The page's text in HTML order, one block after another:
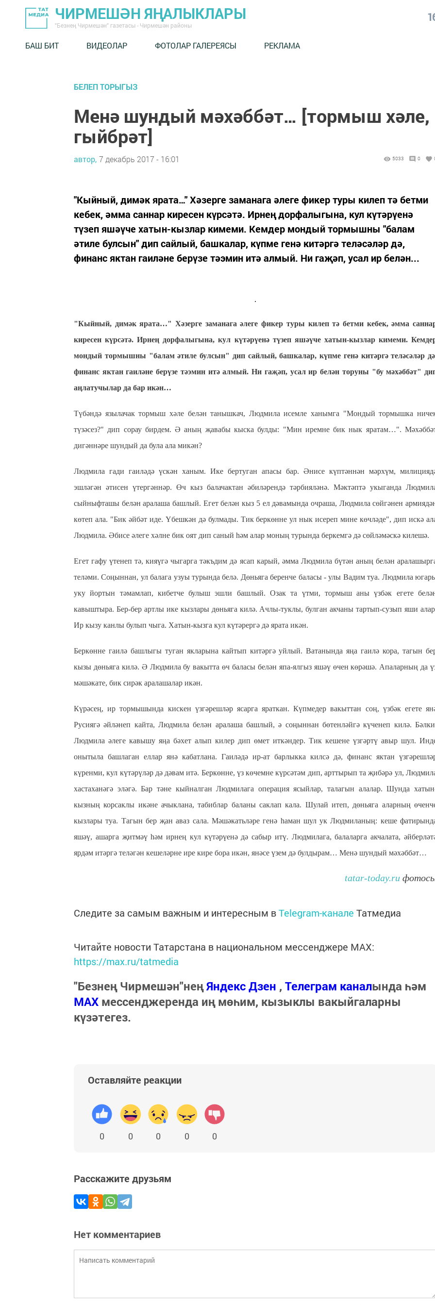
ЧИРМЕШӘН ЯҢАЛЫКЛАРЫ
"Безнең Чирмешән" газетасы - Чирмешән районы
БАШ БИТ ВИДЕОЛАР ФОТОЛАР ГАЛЕРЕЯСЫ РЕКЛАМА
БЕЛЕП ТОРЫГЫЗ
Менә шундый мәхәббәт… [тормыш хәле,
гыйбрәт]
автор, 7 декабрь 2017 - 16:01 5033 0
"Кыйный, димәк ярата…" Хәзерге заманага әлеге фикер туры килеп тә бетми
кебек, әмма саннар киресен күрсәтә. Ирнең дорфалыгына, кул күтәрүенә
түзеп яшәүче хатын-кызлар кимеми. Кемдер мондый тормышны "балам
әтиле булсын" дип сайлый, башкалар, күпме генә китәргә теләсәләр дә,
финанс яктан гаиләне берүзе тәэмин итә алмый. Ни гаҗәп, усал ир белән...
"Кыйный, димәк ярата…" Хәзерге заманага әлеге фикер туры килеп тә бетми кебек, әмма
киресен күрсәтә. Ирнең дорфалыгына, кул күтәрүенә түзеп яшәүче хатын-кызлар кимеми.
мондый тормышны "балам әтиле булсын" дип сайлый, башкалар, күпме генә китәргә теләсәләр
финанс яктан гаиләне берүзе тәэмин итә алмый. Ни гаҗәп, усал ир белән торуны "бу мәхәббәт"
аңлатучылар да бар икән…
Түбәндә язылачак тормыш хәле белән танышкач, Людмила исемле ханымга "Мондый тормышка
түзәсез?" дип сорау бирдем. Ә аның җавабы кыска булды: "Мин иремне бик нык яратам…".
дигәннәре шундый да була ала микән?
Людмила гади гаиләдә үскән ханым. Ике бертуган апасы бар. Әнисе күптәннән мәрхүм,
эшләгән әтисен үтергәннәр. Өч кыз балачактан әбиләрендә тәрбияләнә. Мәктәптә укыганда
сыйныфташы белән аралаша башлый. Егет белән кыз 5 ел дәвамында очраша, Людмила сөйгәнен
көтеп ала. "Бик әйбәт иде. Үбешкән дә булмады. Тик беркөнне ул нык исереп мине көчләде", дип искә
Людмила. Әбисе әлеге хәлне бик оят дип саный һәм алар моның турында беркемгә дә сөйләмәскә килешә.
Егет гафу үтенеп тә, кияүгә чыгарга тәкъдим дә ясап карый, әмма Людмила бүтән аның белән
теләми. Соңыннан, ул балага узуы турында белә. Дөньяга беренче баласы - улы Вадим туа. Людмила
уку йортын тәмамлап, кибетче булыш эшли башлый. Озак та үтми, тормыш аны үзбәк егете
кавыштыра. Бер-бер артлы ике кызлары дөньяга килә. Ачлы-туклы, булган акчаны тартып-сузып яши
Ир кызу канлы булып чыга. Хатын-кызга кул күтәрергә дә ярата икән.
Беркөнне гаилә башлыгы туган якларына кайтып китәргә уйлый. Ватанында яңа гаилә кора, тагын
кызы дөньяга килә. Ә Людмила бу вакытта өч баласы белән япа-ялгыз яшәү өчен көрәшә. Апаларның да
мәшәкате, бик сирәк аралашалар икән.
Күрәсең, ир тормышында кискен үзгәрешләр ясарга яраткан. Күпмедер вакыттан соң, үзбәк егете
Русиягә әйләнеп кайта, Людмила белән аралаша башлый, ә соңыннан бөтенләйгә күченеп килә.
Людмила әлеге кавышу яңа бәхет алып килер дип өмет иткәндер. Тик кешене үзгәртү авыр шул.
онытыла башлаган еллар янә кабатлана. Гаиләдә ир-ат барлыкка килсә дә, финанс яктан
күренми, кул күтәрүләр дә дәвам итә. Беркөнне, үз көчемне күрсәтәм дип, арттырып та җибәрә ул,
хастаханәгә эләгә. Бар тәне кыйналган Людмилага операция ясыйлар, талагын алалар. Шунда
кызның корсаклы икәне ачыклана, табиблар баланы саклап кала. Шулай итеп, дөньяга аларның
кызлары туа. Тагын бер җан аваз сала. Мәшәкатьләре генә һаман шул ук Людмиланың: кеше
яшәү, ашарга җитмәү һәм ирнең кул күтәрүенә дә сабыр итү. Людмилага, балаларга акчалата,
ярдәм итәргә теләгән кешеләрне ире кире бора икән, янәсе үзем дә булдырам… Менә шундый мәхәббәт…
tatar-today.ru
Следите за самым важным и интересным вTelegram-канале Татмедиа
Читайте новости Татарстана в национальном мессенджере MАХ:
https://max.ru/tatmedia
"Безнең Чирмешән"неңЯндекс Дзен , Телеграм каналында һәм
МАХ мессенджеренда иң мөһим, кызыклы вакыйгаларны
күзәтегез.
Оставляйте реакции
0 0 0 0 0
Расскажите друзьям
Нет комментариев